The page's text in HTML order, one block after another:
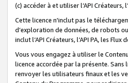
(c) accéder à et utiliser l’API
Cette licence n'inclut pas le
d’exploration de données, de robots
inclut l’API Créateurs, l’API PA, les
Vous vous engagez à utiliser le
licence accordée par la présente.
renvoyer les utilisateurs finaux et les